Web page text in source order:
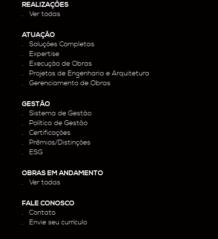
REALIZAÇÕES
Ver todas
ATUAÇÃO
Soluções Completas
Expertise
Execução de Obras
Projetos de Engenharia e Arquitetura
Gerenciamento de Obras
GESTÃO
Sistema de Gestão
Política de Gestão
Certificações
Prêmios/Distinções
ESG
OBRAS EM ANDAMENTO
Ver todas
FALE CONOSCO
Contato
Envie seu currículo